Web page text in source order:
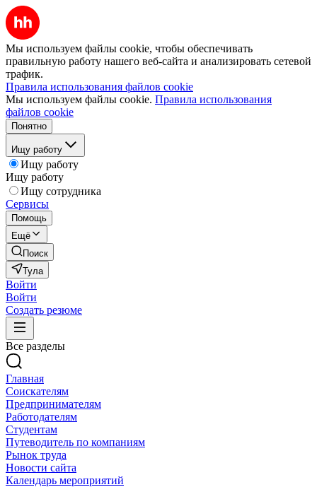
Мы используем файлы cookie, чтобы обеспечивать
правильную работу нашего веб-сайта и анализировать сетевой
трафик.
Правила использования файлов cookie
Мы используем файлы cookie. Правила использования
файлов cookie
Понятно
Ищу работу
Ищу работу
Ищу работу
Ищу сотрудника
Сервисы
Помощь
Ещё
Поиск
Тула
Войти
Войти
Создать резюме
Все разделы
Главная
Соискателям
Предпринимателям
Работодателям
Студентам
Путеводитель по компаниям
Рынок труда
Новости сайта
Календарь мероприятий